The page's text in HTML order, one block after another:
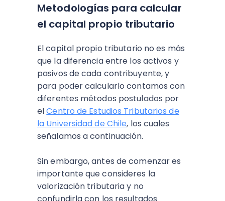
Metodologías para calcular
el capital propio tributario
El capital propio tributario no es más
que la diferencia entre los activos y
pasivos de cada contribuyente, y
para poder calcularlo contamos con
diferentes métodos postulados por
elCentro de Estudios Tributarios de
la Universidad de Chile, los cuales
señalamos a continuación.
Sin embargo, antes de comenzar es
importante que consideres la
valorización tributaria y no
confundirla con los resultados